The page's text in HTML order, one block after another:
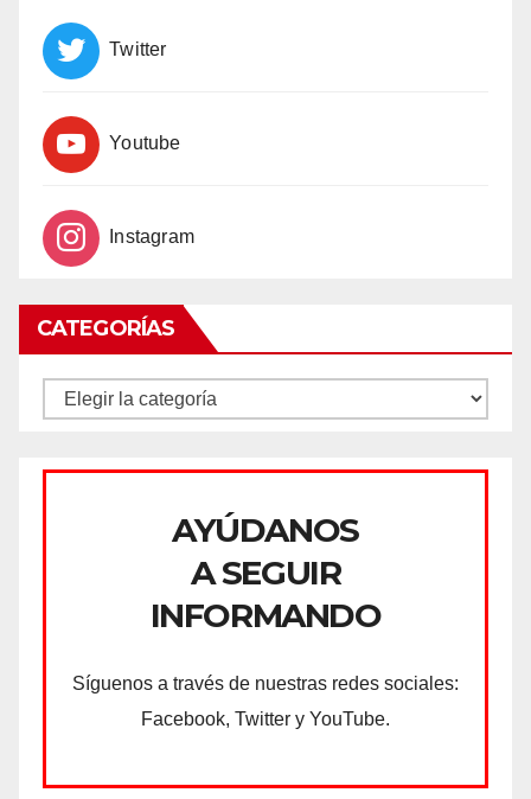
Twitter
Youtube
Instagram
CATEGORÍAS
CATEGORÍAS
AYÚDANOS
A SEGUIR
INFORMANDO
Síguenos a través de nuestras redes sociales:
Facebook, Twitter y YouTube.